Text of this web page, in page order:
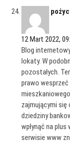
12 Mart 2022,
Blog
lokaty. W
pozostałych.
prawo wesprzeć
zajmującymi
dziedziny
wpłynąć na
serwisie www